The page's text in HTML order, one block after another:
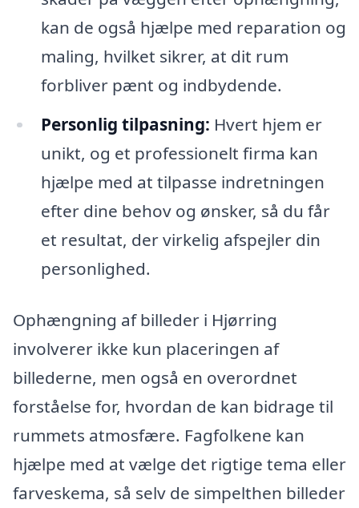
kan de også hjælpe med reparation og
maling, hvilket sikrer, at dit rum
forbliver pænt og indbydende.
Personlig tilpasning: Hvert hjem er
unikt, og et professionelt firma kan
hjælpe med at tilpasse indretningen
efter dine behov og ønsker, så du får
et resultat, der virkelig afspejler din
personlighed.
Ophængning af billeder i Hjørring
involverer ikke kun placeringen af
billederne, men også en overordnet
forståelse for, hvordan de kan bidrage til
rummets atmosfære. Fagfolkene kan
hjælpe med at vælge det rigtige tema eller
farveskema, så selv de simpelthen billeder